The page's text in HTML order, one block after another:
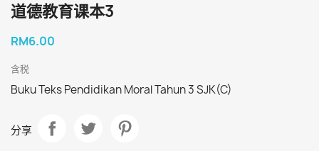
道德教育课本3
RM6.00
含税
Buku Teks Pendidikan Moral Tahun 3 SJK(C)
分享